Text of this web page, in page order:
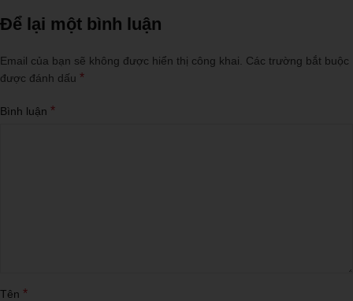
Để lại một bình luận
Email của bạn sẽ không được hiển thị công khai.
Các trường bắt buộc
được đánh dấu *
Bình luận *
Tên *